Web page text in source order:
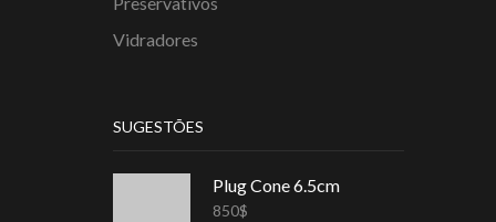
Vidradores
SUGESTÕES
Plug Cone 6.5cm
850$